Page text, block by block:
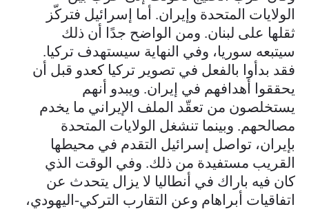
الولايات المتحدة وإيران. أما إسرائيل فتركّز
ثقلها على لبنان. ومن الواضح جدًا أن ذلك
سيتبعه سوريا، وفي النهاية سيستهدف تركيا.
فقد بدأوا بالفعل في تصوير تركيا كعدو قبل أن
يحققوا أهدافهم في إيران. ويبدو أنهم
يستخلصون من تعقّد الملف الإيراني ما يخدم
مصالحهم. وبينما تنشغل الولايات المتحدة
بإيران، تواصل إسرائيل التقدم في محيطها
القريب مستفيدة من ذلك. وفي الوقت الذي
كان فيه باراك في أنطاليا لا يزال يتحدث عن
اتفاقيات أبراهام وعن التقارب التركي-اليهودي،